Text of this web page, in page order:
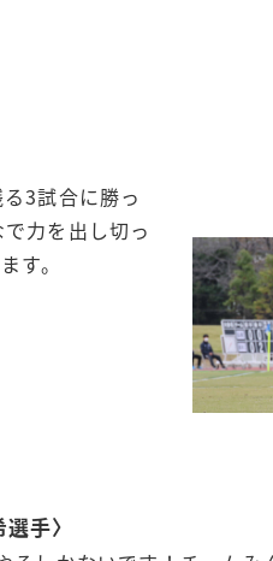
3試合に勝っ
力を出し切っ
す。
手〉